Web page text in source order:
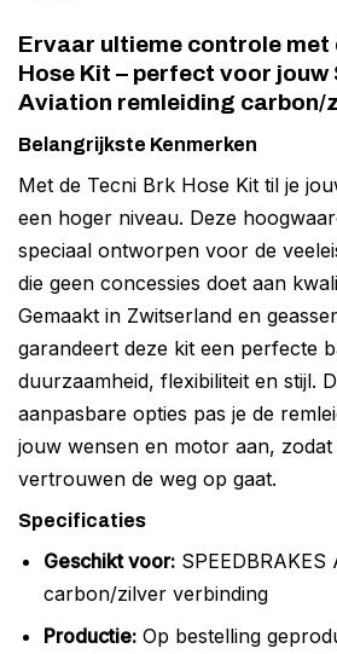
Ervaar ultieme controle met
Hose Kit – perfect voor jouw
Aviation remleiding carbon/
Belangrijkste Kenmerken
Met de Tecni Brk Hose Kit til je
een hoger niveau. Deze
speciaal ontworpen voor de
die geen concessies doet aan
Gemaakt in Zwitserland en
garandeert deze kit een perfecte
duurzaamheid, flexibiliteit en stijl.
aanpasbare opties pas je de
jouw wensen en motor aan, zodat
vertrouwen de weg op gaat.
Specificaties
Geschikt voor:SPEEDBRAKES
carbon/zilver verbinding
Productie:Op bestelling